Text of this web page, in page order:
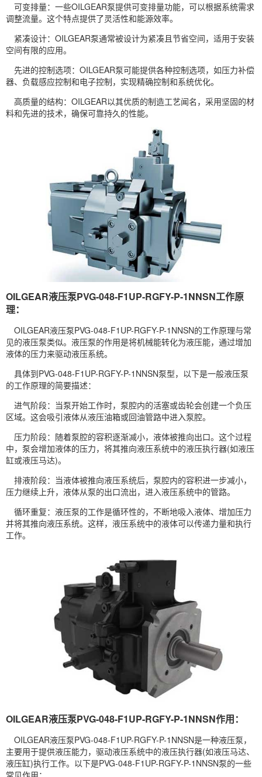
可变排量：一些OILGEAR泵提供可变排量功能，可以根据系统需求
调整流量。这个特点提供了灵活性和能源效率。
紧凑设计：OILGEAR泵通常被设计为紧凑且节省空间，适用于安装
空间有限的应用。
先进的控制选项：OILGEAR泵可能提供各种控制选项，如压力补偿
器、负载感应控制和电子控制，实现精确控制和系统优化。
高质量的结构：OILGEAR以其优质的制造工艺闻名，采用坚固的材
料和先进的技术，确保可靠持久的性能。
OILGEAR液压泵PVG-048-F1UP-RGFY-P-1NNSN工作原
理：
OILGEAR液压泵PVG-048-F1UP-RGFY-P-1NNSN的工作原理与常
见的液压泵类似。液压泵的作用是将机械能转化为液压能，通过增加
液体的压力来驱动液压系统。
具体到PVG-048-F1UP-RGFY-P-1NNSN泵型，以下是一般液压泵
的工作原理的简要描述：
进气阶段：当泵开始工作时，泵腔内的活塞或齿轮会创建一个负压
区域。这会吸引液体从液压油箱或回油管路中进入泵腔。
压力阶段：随着泵腔的容积逐渐减小，液体被推向出口。这个过程
中，泵会增加液体的压力，将其推向液压系统中的液压执行器(如液压
缸或液压马达)。
排液阶段：当液体被推向液压系统后，泵腔内的容积进一步减小，
压力继续上升，液体从泵的出口流出，进入液压系统中的管路。
循环重复：液压泵的工作是循环性的，不断地吸入液体、增加压力
并将其推向液压系统。这样，液压系统中的液体可以传递力量和执行
工作。
OILGEAR液压泵PVG-048-F1UP-RGFY-P-1NNSN作用：
OILGEAR液压泵PVG-048-F1UP-RGFY-P-1NNSN是一种液压泵，
主要用于提供液压能力，驱动液压系统中的液压执行器(如液压马达、
液压缸)执行工作。以下是PVG-048-F1UP-RGFY-P-1NNSN泵的一些
常见作用：